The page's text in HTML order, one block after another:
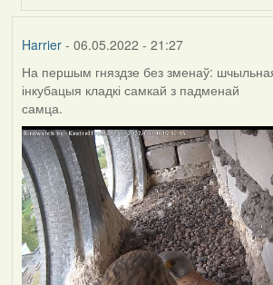
Harrier- 06.05.2022 - 21:27
На першым гняздзе без зменаў:
інкубацыя кладкі самкай з падменай
самца.